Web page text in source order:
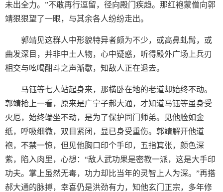
未出全力。”不敢再行逗留，径向殿门疾趋。那红袍蒙僧向郭
靖狠狠望了一眼，与其余各人纷纷走出。
郭靖见这群人中形貌特异者颇为不少，或高鼻虬髯，或
曲发深目，并非中土人物，心中疑惑，听得殿外广场上兵刃
相交与吆喝酣斗之声渐歇，知敌人正在退去。
马钰等七人站起身来，那横卧在地的老道却始终不动。
郭靖抢上一看，原来是广宁子郝大通，才知道马钰等虽身受
火厄，始终端坐不动，是为了保护同门师弟。见他脸如金
纸，呼吸细微，双目紧闭，显已身受重伤。郭靖解开他道
袍，不禁一惊，但见他胸口印个手印，五指箕张，颜色深
紫，陷入肉里，心想：“敌人武功果是密教一派，这是大手印
功夫。掌上虽然无毒，功力却比当年的灵智上人为深。”再搭
郝大通的脉搏，幸喜仍是洪劲有力，知他玄门正宗，多年修